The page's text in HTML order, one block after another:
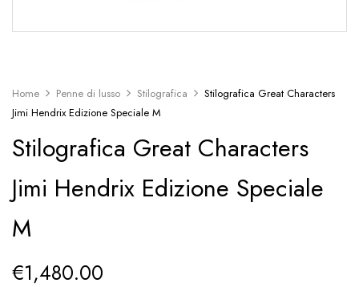
Home Penne di lusso Stilografica
Stilografica Great Characters
Jimi Hendrix Edizione Speciale M
Stilografica Great Characters
Jimi Hendrix Edizione Speciale
M
€1,480.00